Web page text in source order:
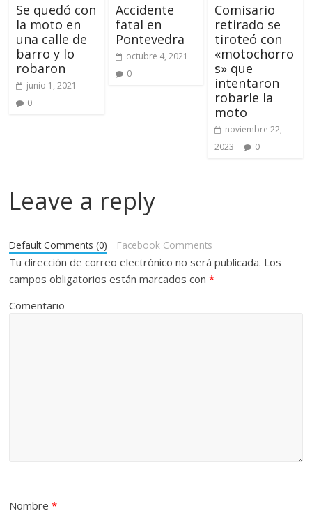
Se quedó con
la moto en
una calle de
barro y lo
robaron
junio 1, 2021
0
Accidente
fatal en
Pontevedra
octubre 4, 2021
0
Comisario
retirado se
tiroteó con
«motochorro
s» que
intentaron
robarle la
moto
noviembre 22,
2023
0
Leave a reply
Default Comments (0) Facebook Comments
Tu dirección de correo electrónico no será publicada. Los
campos obligatorios están marcados con*
Comentario
Nombre*